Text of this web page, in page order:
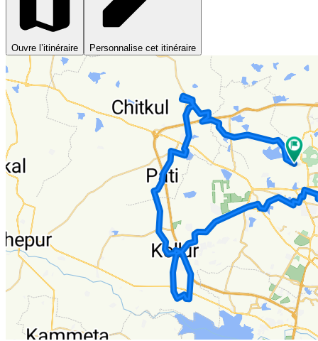
Ouvre l’itinéraire Personnalise cet itinéraire